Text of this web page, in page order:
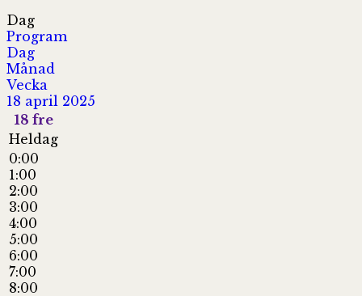
Dag
Program
Dag
Månad
Vecka
18 april 2025
18 fre
Heldag
0:00
1:00
2:00
3:00
4:00
5:00
6:00
7:00
8:00